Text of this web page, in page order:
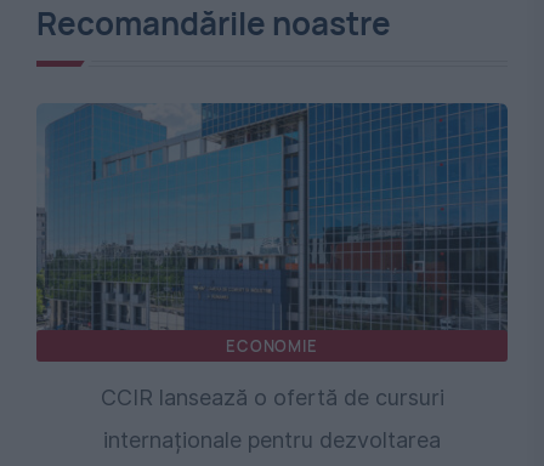
Recomandările noastre
ECONOMIE
CCIR lansează o ofertă de cursuri
internaționale pentru dezvoltarea